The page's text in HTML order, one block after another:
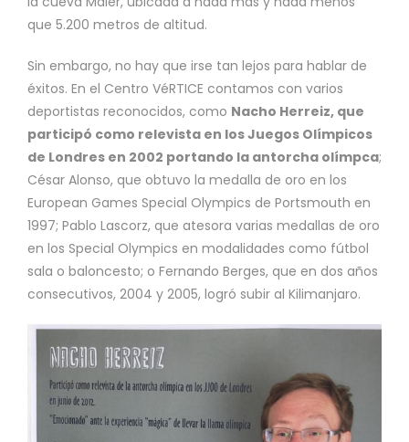
que 5.200 metros de altitud.
Sin embargo, no hay que irse tan lejos para hablar de
éxitos. En el Centro VéRTICE contamos con varios
deportistas reconocidos, como Nacho Herreiz, que
participó como relevista en los Juegos Olímpicos
de Londres en 2002 portando la antorcha olímpca;
César Alonso, que obtuvo la medalla de oro en los
European Games Special Olympics de Portsmouth en
1997; Pablo Lascorz, que atesora varias medallas de oro
en los Special Olympics en modalidades como fútbol
sala o baloncesto; o Fernando Berges, que en dos años
consecutivos, 2004 y 2005, logró subir al Kilimanjaro.